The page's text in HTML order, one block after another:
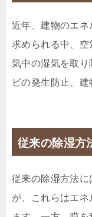
近年、建物のエ
求められる中、
気中の湿気を取り
ビの発生防止、建
従来の除湿方
従来の除湿方法
が、これらはエネ